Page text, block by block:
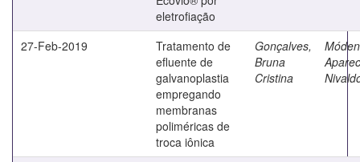
eletrofiação
27-Feb-2019
Tratamento de
efluente de
galvanoplastia
empregando
membranas
poliméricas de
troca iônica
Gonçalves,
Bruna
Cristina